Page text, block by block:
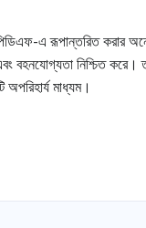
এ রূপান্তরিত করার
বহনযোগ্যতা নিশ্চিত
মাধ্যম।